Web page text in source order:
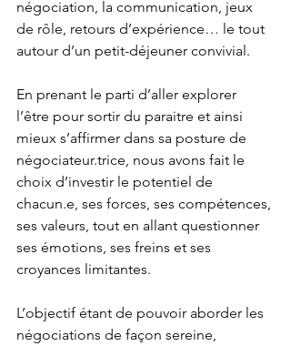
négociation, la communication, jeux
de rôle, retours d’expérience… le tout
autour d’un petit-déjeuner convivial.
En prenant le parti d’aller explorer
l’être pour sortir du paraitre et ainsi
mieux s’affirmer dans sa posture de
négociateur.trice, nous avons fait le
choix d’investir le potentiel de
chacun.e, ses forces, ses compétences,
ses valeurs, tout en allant questionner
ses émotions, ses freins et ses
croyances limitantes.
L’objectif étant de pouvoir aborder les
négociations de façon sereine,